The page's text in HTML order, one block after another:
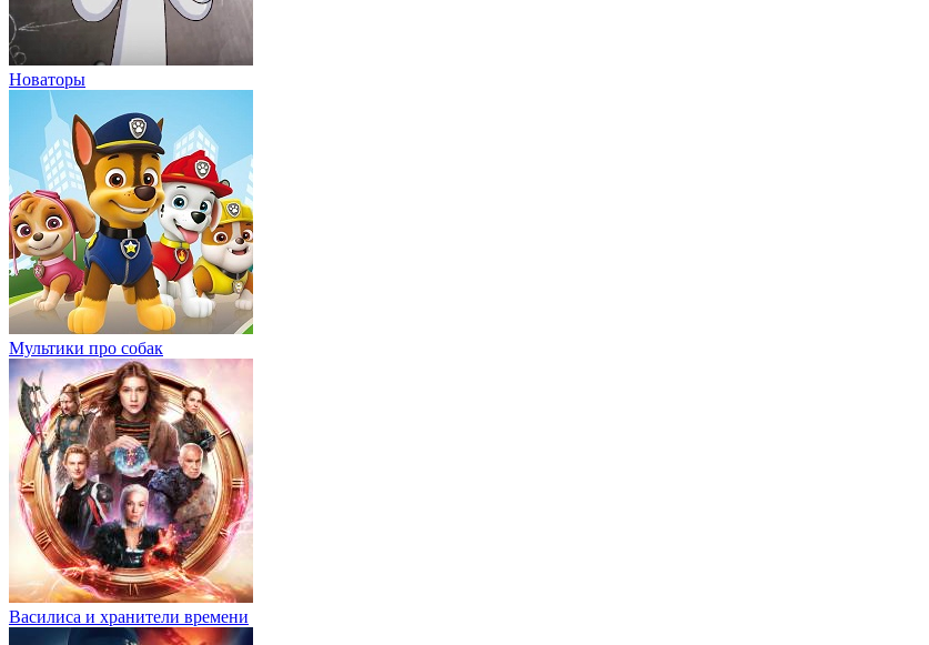
Новаторы
Мультики про собак
Василиса и хранители времени